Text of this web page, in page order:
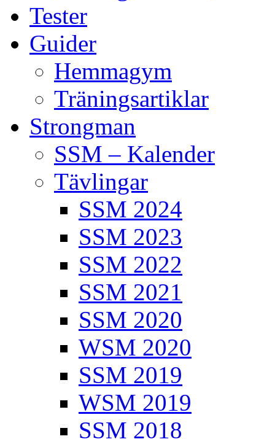
Tester
Guider
Hemmagym
Träningsartiklar
Strongman
SSM – Kalender
Tävlingar
SSM 2024
SSM 2023
SSM 2022
SSM 2021
SSM 2020
WSM 2020
SSM 2019
WSM 2019
SSM 2018